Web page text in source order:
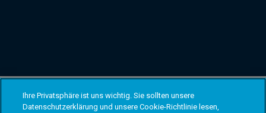
Ihre Privatsphäre ist uns wichtig. Sie sollten unsere
Datenschutzerklärung und unsere Cookie-Richtlinie lesen,